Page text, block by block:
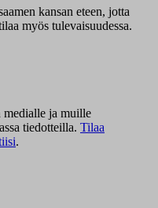
kansan eteen, jotta
myös tulevaisuudessa.
medialle ja muille
tiedotteilla. Tilaa
.